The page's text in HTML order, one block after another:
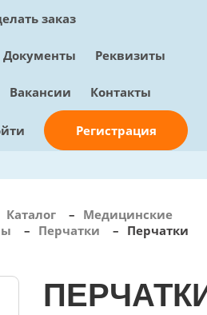
заказ
Документы Реквизиты
Вакансии Контакты
Регистрация
90-25
мне
Каталог – Медицинские
– Перчатки – Перчатки